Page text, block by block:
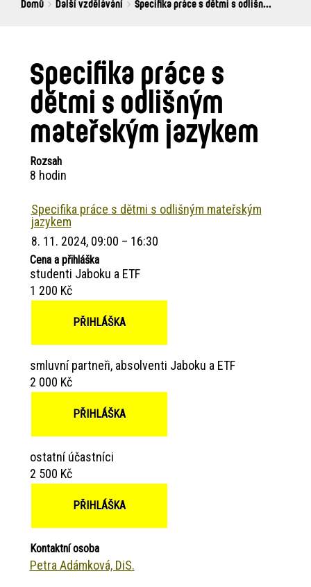
Breadcrumbs
You
Domů Další vzdělávání Specifika práce s dětmi s odlišn...
Specifika práce s
dětmi s odlišným
mateřským jazykem
Rozsah
8 hodin
Specifika práce s dětmi s odlišným mateřským
jazykem
8. 11. 2024, 09:00 – 16:30
Cena a přihláška
studenti Jaboku a ETF
1 200 Kč
PŘIHLÁŠKA
smluvní partneři, absolventi Jaboku a ETF
2 000 Kč
PŘIHLÁŠKA
ostatní účastníci
2 500 Kč
PŘIHLÁŠKA
Kontaktní osoba
Petra Adámková, DiS.